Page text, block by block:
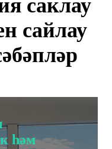
саклау
сайлау
һәм